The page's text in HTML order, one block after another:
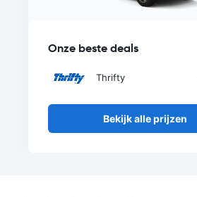
Onze beste deals
Thrifty
Bekijk alle prijzen